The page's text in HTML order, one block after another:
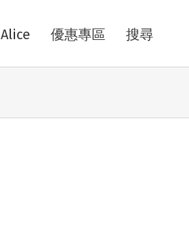
優惠專區 搜尋